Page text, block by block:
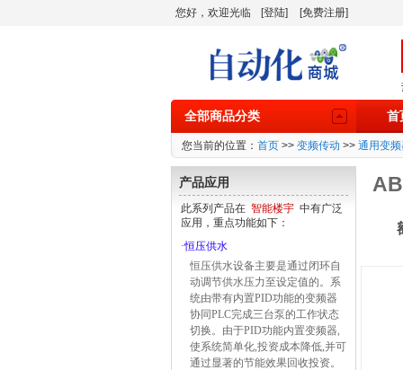
您好，欢迎光临 [登陆] [免费注册]
全部商品分类 首
您当前的位置： 首页 >> 变频传动 >> 通用变
产品应用
此系列产品在 智能楼宇 中有广泛
应用，重点功能如下：
·恒压供水
恒压供水设备主要是通过闭环自
动调节供水压力至设定值的。系
统由带有内置PID功能的变频器
协同PLC完成三台泵的工作状态
切换。由于PID功能内置变频器,
使系统简单化,投资成本降低,并可
通过显著的节能效果回收投资。